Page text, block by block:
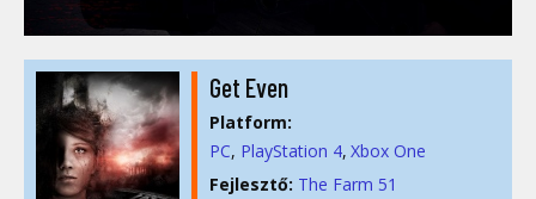
Get Even
Platform:
PC PlayStation 4 Xbox One
Fejlesztő: The Farm 51